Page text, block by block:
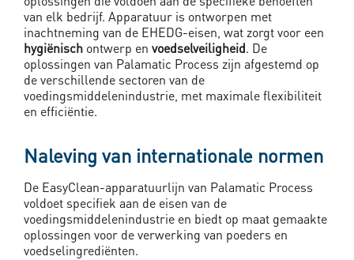
van elk bedrijf. Apparatuur is ontworpen met
inachtneming van de EHEDG-eisen, wat zorgt voor een
hygiënisch ontwerp en voedselveiligheid. De
oplossingen van Palamatic Process zijn afgestemd op
de verschillende sectoren van de
voedingsmiddelenindustrie, met maximale flexibiliteit
en efficiëntie.
Naleving van internationale normen
De EasyClean-apparatuurlijn van Palamatic Process
voldoet specifiek aan de eisen van de
voedingsmiddelenindustrie en biedt op maat gemaakte
oplossingen voor de verwerking van poeders en
voedselingrediënten.